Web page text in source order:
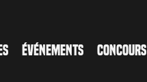
ÉVÉNEMENTS CONCOURS